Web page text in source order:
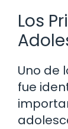
Los
Uno de
fue